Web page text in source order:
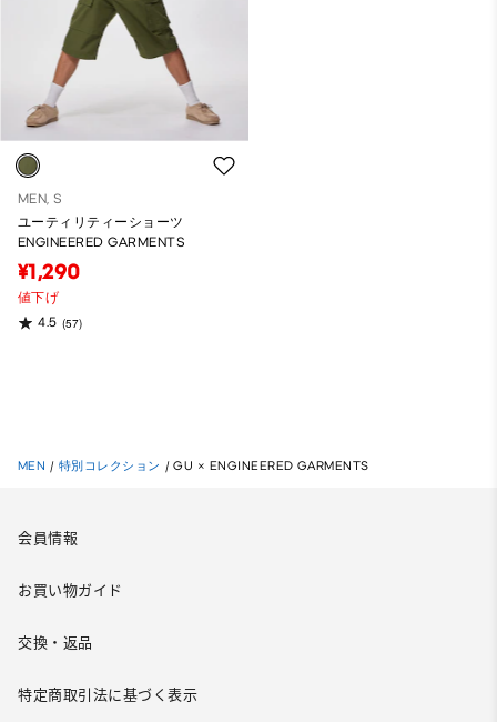
MEN, S
ユーティリティーショーツ
ENGINEERED GARMENTS
¥1,290
値下げ
4.5 (57)
MEN / 特別コレクション / GU × ENGINEERED GARMENTS
会員情報
お買い物ガイド
交換・返品
特定商取引法に基づく表示